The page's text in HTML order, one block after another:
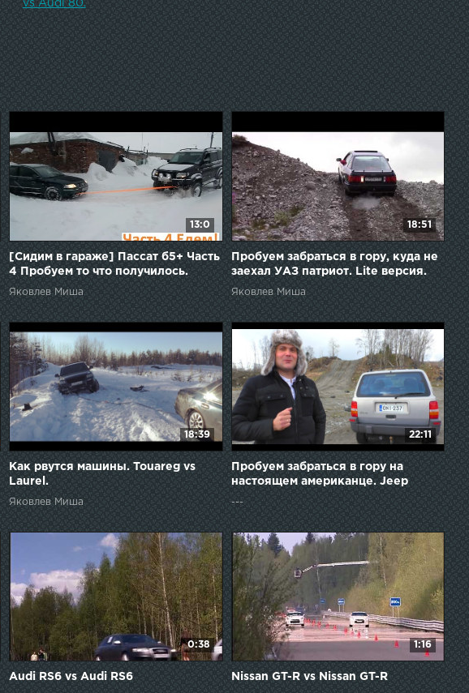
vs Audi 80.
13:0
[Сидим в гараже] Пассат б5+ Часть
4 Пробуем то что получилось.
Яковлев Миша
18:51
Пробуем забраться в гору, куда не
заехал УАЗ патриот. Lite версия.
Яковлев Миша
18:39
Как рвутся машины. Touareg vs
Laurel.
Яковлев Миша
22:11
Пробуем забраться в гору на
настоящем американце. Jeep
Grand Cherokee.
---
0:38
Audi RS6 vs Audi RS6
1:16
Nissan GT-R vs Nissan GT-R